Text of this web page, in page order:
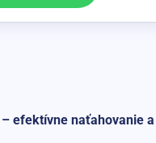
efektívne naťahovanie